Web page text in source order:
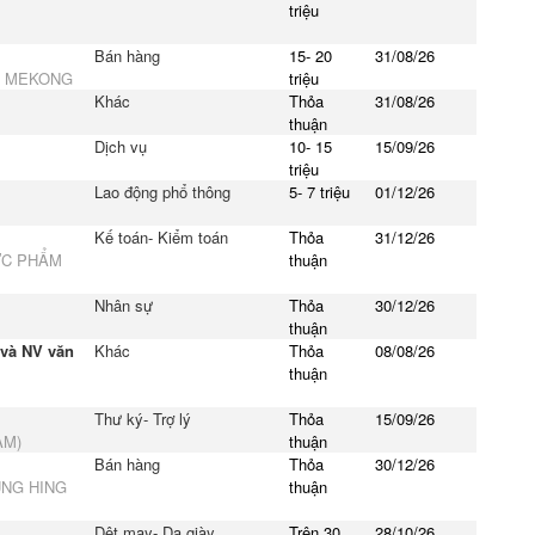
triệu
Bán hàng
15- 20
triệu
31/08/26
Khác
Thỏa
thuận
31/08/26
Dịch vụ
10- 15
triệu
15/09/26
Lao động phổ thông
5- 7 triệu 01/12/26
PHẨM
Kế toán- Kiểm toán
Thỏa
thuận
31/12/26
Nhân sự
Thỏa
thuận
30/12/26
NV văn
Khác
Thỏa
thuận
08/08/26
Thư ký- Trợ lý
Thỏa
thuận
15/09/26
HING
Bán hàng
Thỏa
thuận
30/12/26